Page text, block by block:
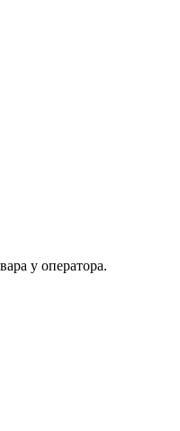
у оператора.